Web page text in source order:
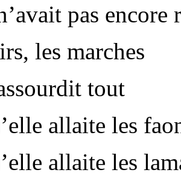
pas encore
les marches
tout
allaite les
allaite les